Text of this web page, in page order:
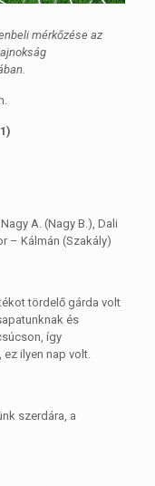
mérkőzése az
A. (Nagy B.), Dali
– Kálmán (Szakály)
tördelő gárda volt
és
így
ilyen nap volt.
szerdára, a